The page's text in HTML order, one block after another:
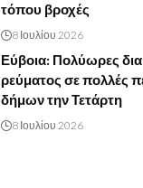
τόπου βροχές
8 Ιουλίου 2026
Εύβοια: Πολύωρες
ρεύματος σε πολλές
δήμων την Τετάρτη
8 Ιουλίου 2026